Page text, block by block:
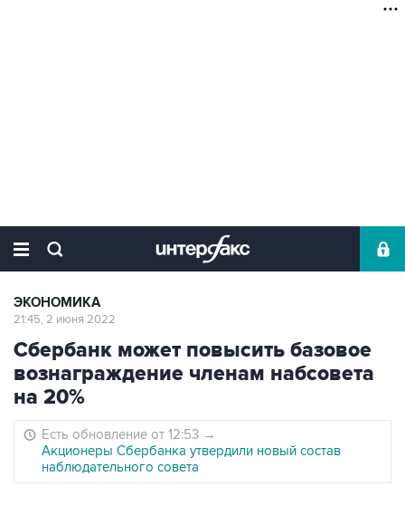
ЭКОНОМИКА
21:45, 2 июня 2022
Сбербанк может повысить базовое
вознаграждение членам набсовета
на 20%
Есть обновление от 12:53 →
Акционеры Сбербанка утвердили новый состав
наблюдательного совета